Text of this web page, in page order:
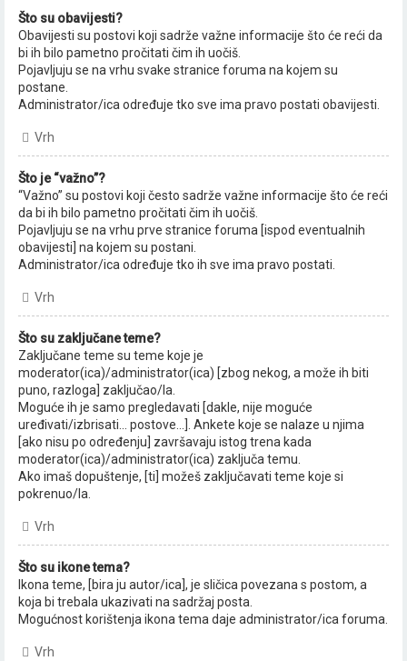
Što su obavijesti?
Obavijesti su postovi koji sadrže važne informacije što će reći da
bi ih bilo pametno pročitati čim ih uočiš.
Pojavljuju se na vrhu svake stranice foruma na kojem su
postane.
Administrator/ica određuje tko sve ima pravo postati obavijesti.
Vrh
Što je “važno”?
“Važno” su postovi koji često sadrže važne informacije što će reći
da bi ih bilo pametno pročitati čim ih uočiš.
Pojavljuju se na vrhu prve stranice foruma [ispod eventualnih
obavijesti] na kojem su postani.
Administrator/ica određuje tko ih sve ima pravo postati.
Vrh
Što su zaključane teme?
Zaključane teme su teme koje je
moderator(ica)/administrator(ica) [zbog nekog, a može ih biti
puno, razloga] zaključao/la.
Moguće ih je samo pregledavati [dakle, nije moguće
uređivati/izbrisati... postove...]. Ankete koje se nalaze u njima
[ako nisu po određenju] završavaju istog trena kada
moderator(ica)/administrator(ica) zaključa temu.
Ako imaš dopuštenje, [ti] možeš zaključavati teme koje si
pokrenuo/la.
Vrh
Što su ikone tema?
Ikona teme, [bira ju autor/ica], je sličica povezana s postom, a
koja bi trebala ukazivati na sadržaj posta.
Mogućnost korištenja ikona tema daje administrator/ica foruma.
Vrh